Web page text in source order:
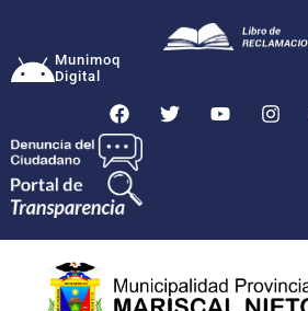
Munimoq
Digital